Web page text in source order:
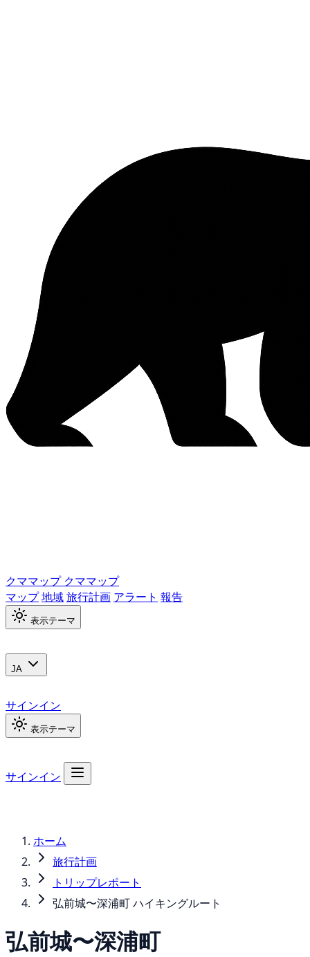
クママップ クママップ
マップ地域旅行計画 アラート 報告
表示テーマ
JA
サインイン
表示テーマ
サインイン
ホーム
旅行計画
トリップレポート
弘前城〜深浦町 ハイキングルート
弘前城〜深浦町